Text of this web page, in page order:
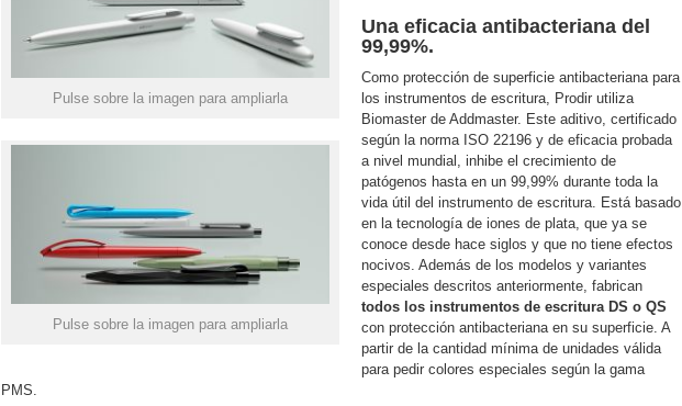
Pulse sobre la imagen para ampliarla
Una eficacia antibacteriana del
99,99%.
Pulse sobre la imagen para ampliarla
Como protección de superficie antibacteriana para
los instrumentos de escritura, Prodir utiliza
Biomaster de Addmaster. Este aditivo, certificado
según la norma ISO 22196 y de eficacia probada
a nivel mundial, inhibe el crecimiento de
patógenos hasta en un 99,99% durante toda la
vida útil del instrumento de escritura. Está basado
en la tecnología de iones de plata, que ya se
conoce desde hace siglos y que no tiene efectos
nocivos. Además de los modelos y variantes
especiales descritos anteriormente, fabrican
todos los instrumentos de escritura DS o QS
con protección antibacteriana en su superficie. A
partir de la cantidad mínima de unidades válida
para pedir colores especiales según la gama
PMS.